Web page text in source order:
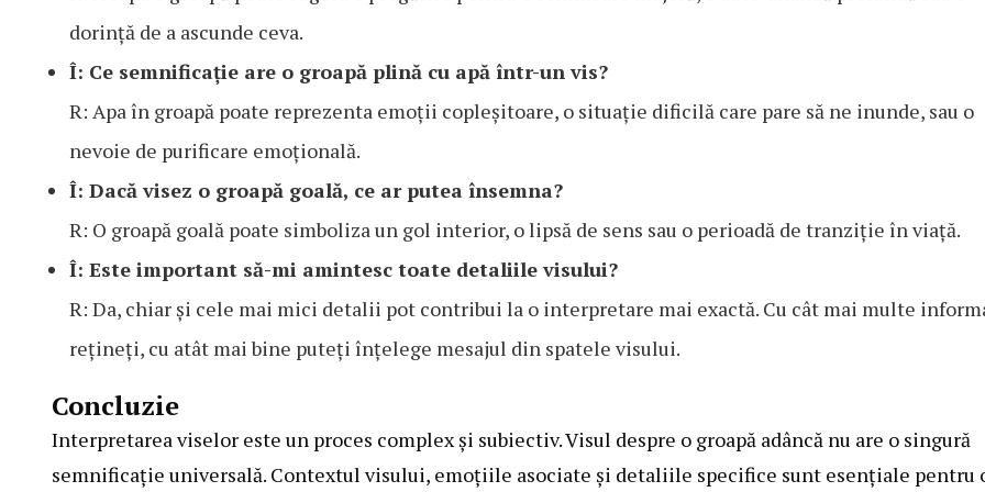
dorință de a ascunde ceva.
Î: Ce semnificație are o groapă plină cu apă într-un vis?
R: Apa în groapă poate reprezenta emoții copleșitoare, o situație dificilă care pare să ne inunde, sau o
nevoie de purificare emoțională.
Î: Dacă visez o groapă goală, ce ar putea însemna?
R: O groapă goală poate simboliza un gol interior, o lipsă de sens sau o perioadă de tranziție în viață.
Î: Este important să-mi amintesc toate detaliile visului?
R: Da, chiar și cele mai mici detalii pot contribui la o interpretare mai exactă. Cu cât mai multe
rețineți, cu atât mai bine puteți înțelege mesajul din spatele visului.
Concluzie
Interpretarea viselor este un proces complex și subiectiv. Visul despre o groapă adâncă nu are o singură
semnificație universală. Contextul visului, emoțiile asociate și detaliile specifice sunt esențiale pentru